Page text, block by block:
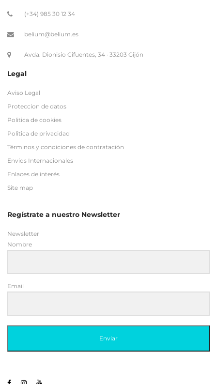
(+34) 985 30 12 34
belium@belium.es
Avda. Dionisio Cifuentes, 34 · 33203 Gijón
Legal
Aviso Legal
Proteccion de datos
Politica de cookies
Politica de privacidad
Términos y condiciones de contratación
Envios Internacionales
Enlaces de interés
Site map
Regístrate a nuestro Newsletter
Newsletter
Nombre
Email
Enviar